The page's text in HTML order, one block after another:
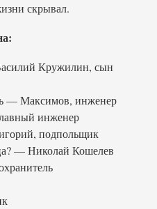
скрывал.
Кружилин, сын
— Максимов, инженер
инженер
подпольщик
— Николай Кошелев